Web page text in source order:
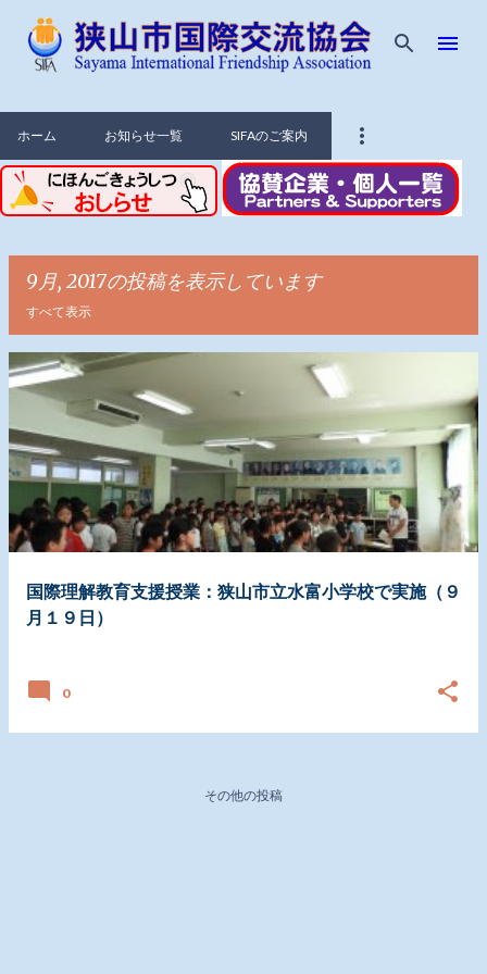
スキップしてメイン コンテンツに移動
ホーム お知らせ一覧 SIFAのご案内
9月, 2017の投稿を表示しています
すべて表示
投
稿
国際理解教育支援授業：狭山市立水富小学校で実施（９
月１９日）
0
その他の投稿